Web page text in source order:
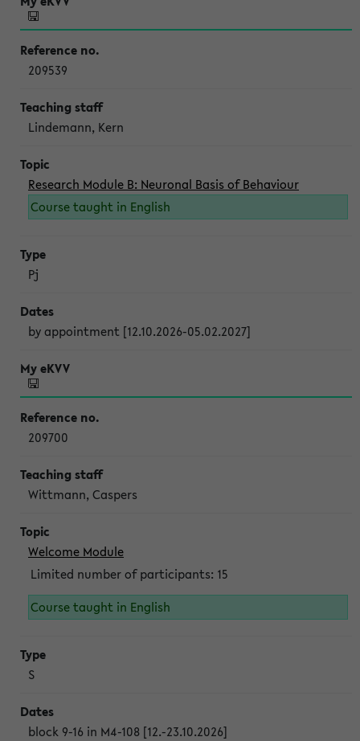
209539
Lindemann, Kern
Research Module B: Neuronal Basis of Behaviour
Course taught in English
Pj
by appointment [12.10.2026-05.02.2027]
209700
Wittmann, Caspers
Welcome Module
Limited number of participants: 15
Course taught in English
S
block 9-16 in M4-108 [12.-23.10.2026]